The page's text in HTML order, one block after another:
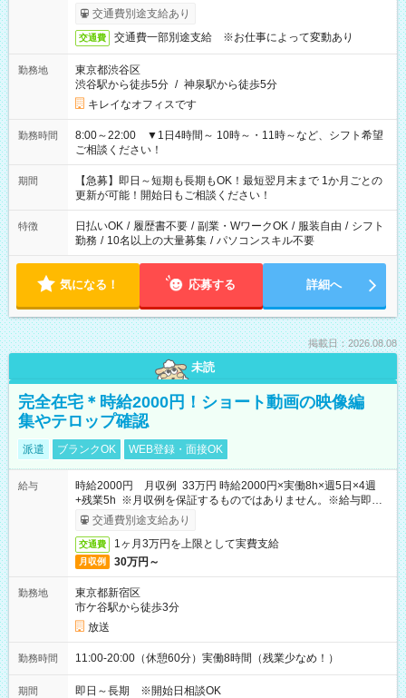
交通費別途支給あり
交通費 交通費一部別途支給 ※お仕事によって変動あり
勤務地
東京都渋谷区
渋谷駅から徒歩5分 / 神泉駅から徒歩5分
キレイなオフィスです
勤務時間
8:00～22:00 ▼1日4時間～ 10時～・11時～など、シフト希望
ご相談ください！
期間
【急募】即日～短期も長期もOK！最短翌月末まで 1か月ごとの
更新が可能！開始日もご相談ください！
特徴 日払いOK / 履歴書不要 / 副業・WワークOK / 服装自由 / シフト
勤務 / 10名以上の大量募集 / パソコンスキル不要
気になる！ 応募する 詳細へ
掲載日：2026.08.08
未読
完全在宅＊時給2000円！ショート動画の映像編
集やテロップ確認
派遣 ブランクOK WEB登録・面接OK
給与
時給2000円 月収例 33万円 時給2000円×実働8h×週5日×4週
+残業5h ※月収例を保証するものではありません。※給与即受
取りサービス利用可（利用条件有）
交通費別途支給あり
交通費 1ヶ月3万円を上限として実費支給
月収例 30万円～
勤務地
東京都新宿区
市ケ谷駅から徒歩3分
放送
勤務時間 11:00-20:00（休憩60分）実働8時間（残業少なめ！）
期間 即日～長期 ※開始日相談OK